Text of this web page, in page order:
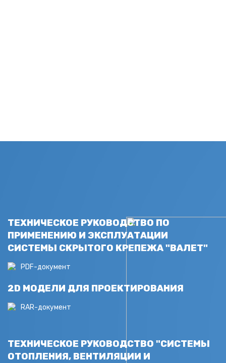
ТЕХНИЧЕСКОЕ РУКОВОДСТВО ПО
ПРИМЕНЕНИЮ И ЭКСПЛУАТАЦИИ
СИСТЕМЫ СКРЫТОГО КРЕПЕЖА "ВАЛЕТ"
PDF-документ
2D МОДЕЛИ ДЛЯ ПРОЕКТИРОВАНИЯ
RAR-документ
ТЕХНИЧЕСКОЕ РУКОВОДСТВО "СИСТЕМЫ
ОТОПЛЕНИЯ, ВЕНТИЛЯЦИИ И